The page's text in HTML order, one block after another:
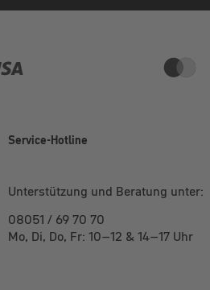
Service-Hotline
Unterstützung und Beratung unter:
08051 / 69 70 70
Mo, Di, Do, Fr: 10–12 & 14–17 Uhr